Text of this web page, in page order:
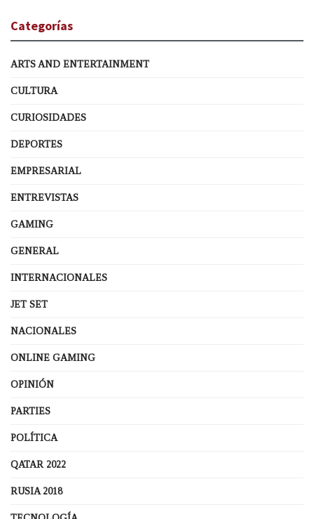
Categorías
ARTS AND ENTERTAINMENT
CULTURA
CURIOSIDADES
DEPORTES
EMPRESARIAL
ENTREVISTAS
GAMING
GENERAL
INTERNACIONALES
JET SET
NACIONALES
ONLINE GAMING
OPINIÓN
PARTIES
POLÍTICA
QATAR 2022
RUSIA 2018